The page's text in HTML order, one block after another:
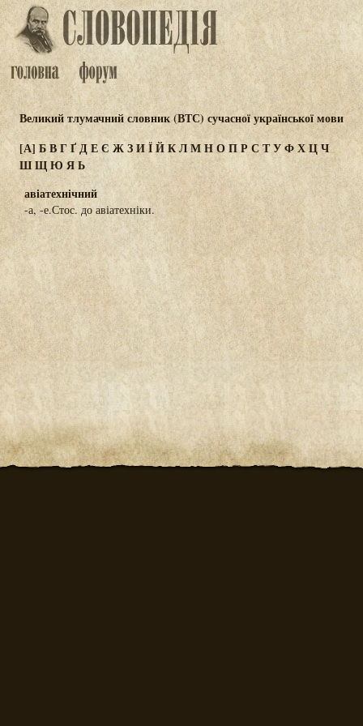
Великий тлумачний словник (ВТС) сучасної української мови
[А] БВГҐДЕЄ ЖЗИЇЙКЛМНОПР СТУФХЦЧ
ШЩЮЯЬ
авіатехнічний
-а, -е.Стос. до авіатехніки.